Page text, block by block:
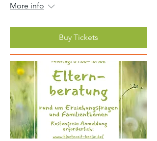
More info
Buy Tickets